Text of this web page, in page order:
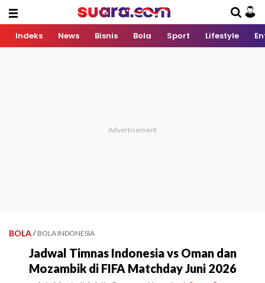
Indeks News Bisnis Bola Sport Lifestyle
BOLA / BOLA INDONESIA
Jadwal Timnas Indonesia vs Oman dan
Mozambik di FIFA Matchday Juni 2026